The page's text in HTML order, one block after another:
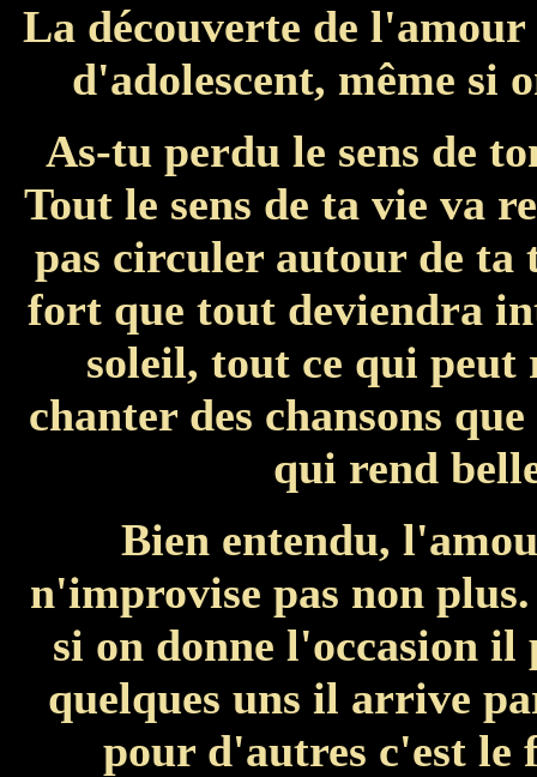
La découverte de l'amour
d'adolescent, même si
As-tu perdu le sens de
Tout le sens de ta vie va
pas circuler autour de ta
fort que tout deviendra
soleil, tout ce qui peut
chanter des chansons
qui rend
Bien entendu,
n'improvise pas non
si on donne l'occasion
quelques uns il arrive
pour d'autres c'est le